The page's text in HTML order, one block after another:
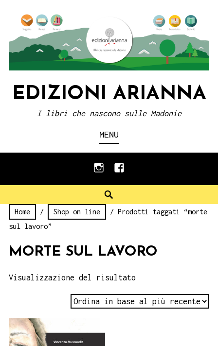
content
EDIZIONI ARIANNA
I libri che nascono sulle Madonie
MENU
instagramfacebook
Home / Shop on line
/ Prodotti taggati “morte
sul lavoro”
MORTE SUL LAVORO
Visualizzazione del risultato